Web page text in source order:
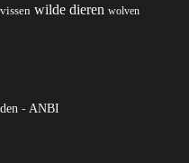
wilde dieren wolven
- ANBI